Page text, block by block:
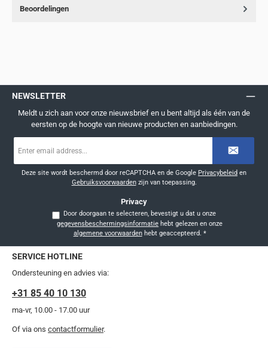
Beoordelingen
NEWSLETTER
Meldt u zich aan voor onze nieuwsbrief en u bent altijd als één van de
eersten op de hoogte van nieuwe producten en aanbiedingen.
mailadres
Deze site wordt beschermd door reCAPTCHA en de Google Privacybeleid en
Gebruiksvoorwaardenzijn van toepassing.
Privacy
Door doorgaan te selecteren, bevestigt u dat u onze
gegevensbeschermingsinformatie
algemene voorwaardenhebt geaccepteerd. *
SERVICE HOTLINE
Ondersteuning en advies via:
+31 85 40 10 130
ma-vr, 10.00 - 17.00 uur
Of via ons contactformulier.